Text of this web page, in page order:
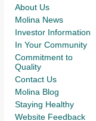
About Us
Molina News
Investor Information
In Your Community
Commitment to
Quality
Contact Us
Molina Blog
Staying Healthy
Website Feedback